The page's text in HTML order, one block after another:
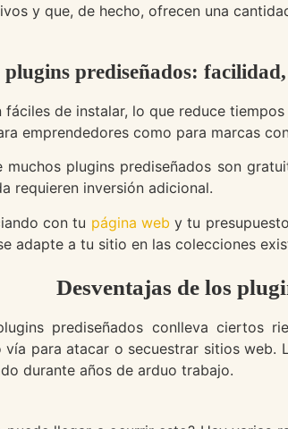
y que, de hecho, ofrecen una
plugins prediseñados:
fáciles de instalar, lo que reduce
emprendedores como para marcas
muchos plugins prediseñados son
requieren inversión adicional.
con tu página web y tu
adapte a tu sitio en las colecciones
Desventajas de los
prediseñados conlleva ciertos
para atacar o secuestrar sitios web.
durante años de arduo trabajo.